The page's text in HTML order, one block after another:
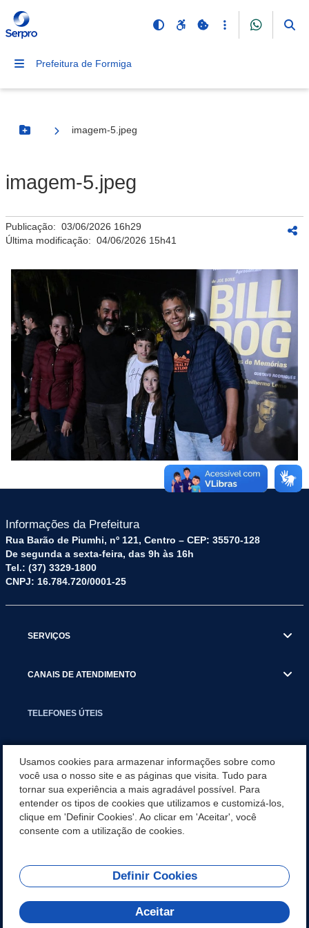
Prefeitura de Formiga
Botão Menu
imagem-5.jpeg
imagem-5.jpeg
Publicação: 03/06/2026 16h29
Última modificação: 04/06/2026 15h41
Informações da Prefeitura
Rua Barão de Piumhi, nº 121, Centro – CEP: 35570-128
De segunda a sexta-feira, das 9h às 16h
Tel.: (37) 3329-1800
CNPJ: 16.784.720/0001-25
SERVIÇOS
CANAIS DE ATENDIMENTO
TELEFONES ÚTEIS
NOTÍCIAS
APLICATIVO
REDES SOCIAIS
Usamos cookies para armazenar informações sobre como
você usa o nosso site e as páginas que visita. Tudo para
tornar sua experiência a mais agradável possível. Para
entender os tipos de cookies que utilizamos e customizá-los,
clique em 'Definir Cookies'. Ao clicar em 'Aceitar', você
consente com a utilização de cookies.
Definir Cookies
Aceitar